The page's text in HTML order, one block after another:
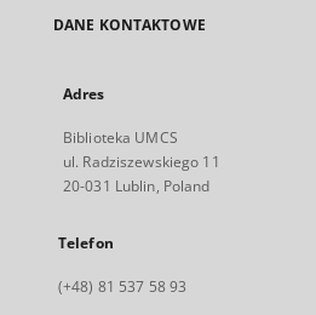
DANE KONTAKTOWE
Adres
Biblioteka UMCS
ul. Radziszewskiego 11
20-031 Lublin, Poland
Telefon
(+48) 81 537 58 93